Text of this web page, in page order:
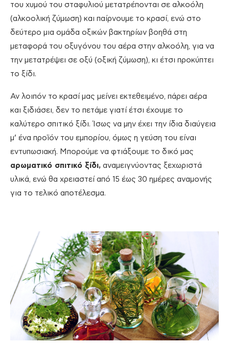
του χυμού του σταφυλιού μετατρέπονται σε αλκοόλη
(αλκοολική ζύμωση) και παίρνουμε το κρασί, ενώ στο
δεύτερο μια ομάδα οξικών βακτηρίων βοηθά στη
μεταφορά του οξυγόνου του αέρα στην αλκοόλη, για να
την μετατρέψει σε οξύ (οξική ζύμωση), κι έτσι προκύπτει
το ξίδι.
Αν λοιπόν το κρασί μας μείνει εκτεθειμένο, πάρει αέρα
και ξιδιάσει, δεν το πετάμε γιατί έτσι έχουμε το
καλύτερο σπιτικό ξίδι. Ίσως να μην έχει την ίδια διαύγεια
μ’ ένα προϊόν του εμπορίου, όμως η γεύση του είναι
εντυπωσιακή. Μπορούμε να φτιάξουμε το δικό μας
αρωματικό σπιτικό ξίδι, αναμειγνύοντας ξεχωριστά
υλικά, ενώ θα χρειαστεί από 15 έως 30 ημέρες αναμονής
για το τελικό αποτέλεσμα.